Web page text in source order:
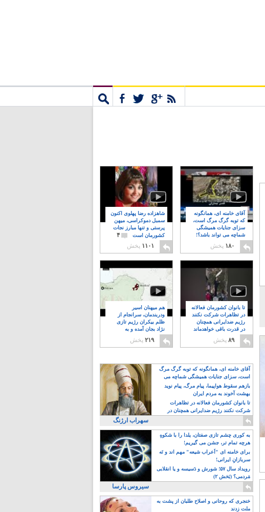
شاهزاده رضا پهلوی اکنون
سمبل دموکراسی، میهن
پرستی و تنها مبارز نجات
کشورمان است
۴
۱۱۰۱ پخش
آقای خامنه ای، همانگونه
که توبه گرگ مرگ است،
سزای جنایات همیشگی
شماچه می تواند باشد؟!
۸
۱۸۰ پخش
هم میهنان اسیر
ودربندمان، سرانجام از
ظلم بیکران رژیم تازی
نژاد بجان آمده و به
۲۱۹ پخش
تا بانوان کشورمان فعالانه
در تظاهرات شرکت نکنند
رژیم ضدایرانی همچنان
در قدرت باقی خواهدماند
۸
۸۹ پخش
آقای خامنه ای، همانگونه که توبه گرگ مرگ
است، سزای جنایات همیشگی شماچه می
تواند باشد؟!
بازهم سقوط هواپیما، پیام مرگ، پیام نوید
بهشت آخوند به مردم ایران
تا بانوان کشورمان فعالانه در تظاهرات
شرکت نکنند رژیم ضدایرانی همچنان در
قدرت باقی خواهدماند
سهراب ارژنگ
به کوری چشم تازی صفتان، یلدا را با شکوهِ
هرچه تمام تر، جشن می گیریم!
برای خامنه ای "اَعراب شیعه" مهم اند و نَه
سربازانِ ایرانی!
رویداد سال ۵۷؛ شورش و دَسیسه و یا انقلابی
مَردمی؟ (بَخش ۲)
سیروس پارسا
خنجری که روحانی و اصلاح طلبان از پشت به
ملت زدند